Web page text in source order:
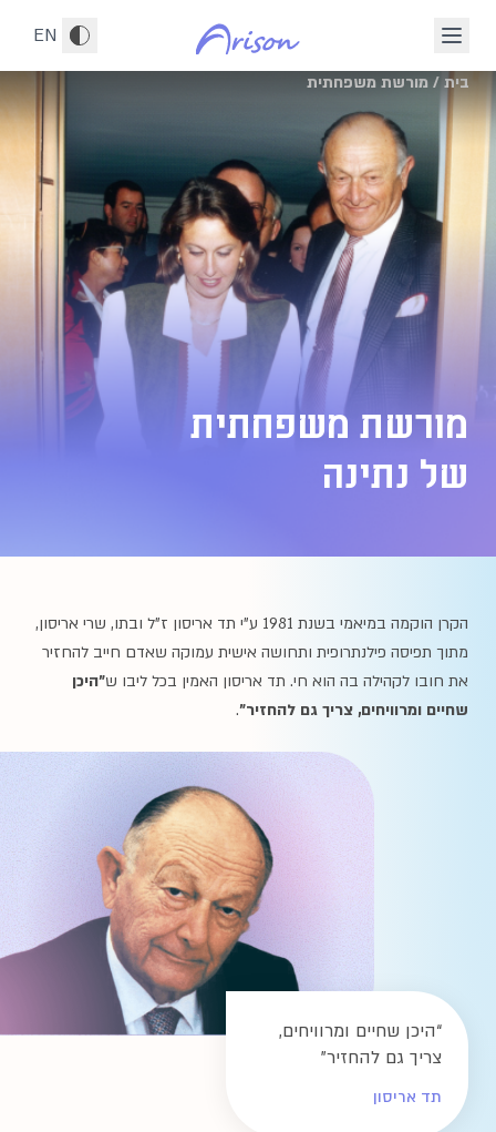
EN
בית / מורשת משפחתית
של נתינה
הקרן הוקמה במיאמי בשנת 1981 ע"י תד אריסון ז"ל ובתו, שרי אריסון,
מתוך תפיסה פילנתרופית ותחושה אישית עמוקה שאדם חייב להחזיר
את חובו לקהילה בה הוא חי. תד אריסון האמין בכל ליבו ש"היכן
שחיים ומרוויחים, צריך גם להחזיר".
“היכן שחיים ומרוויחים,
צריך גם להחזיר”
תד אריסון